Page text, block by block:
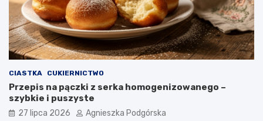
CIASTKA CUKIERNICTWO
Przepis na pączki z serka homogenizowanego –
szybkie i puszyste
27 lipca 2026 Agnieszka Podgórska